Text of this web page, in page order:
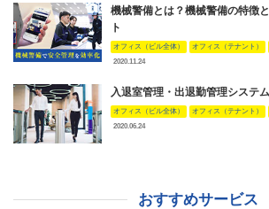
機械警備とは？機械警備の特徴
ト
オフィス（ビル全体） オフィス（テナント）
2020.11.24
入退室管理・出退勤管理システ
オフィス（ビル全体） オフィス（テナント）
2020.06.24
おすすめサービス